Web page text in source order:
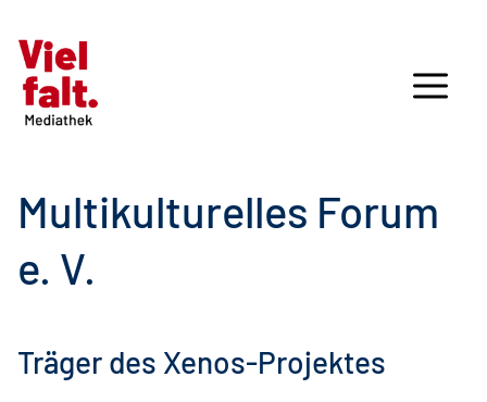
Multikulturelles Forum
e. V.
Träger des Xenos-Projektes